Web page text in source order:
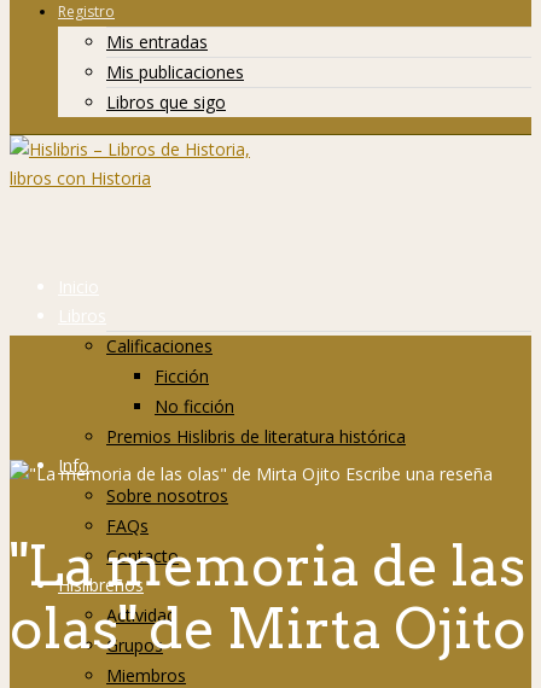
Registro
Mis entradas
Mis publicaciones
Libros que sigo
Inicio
Libros
Calificaciones
Ficción
No ficción
Premios Hislibris de literatura histórica
Info
Sobre nosotros
FAQs
Contacto
Hislibreños
Actividad
Grupos
Miembros
"La memoria de las
olas" de Mirta Ojito